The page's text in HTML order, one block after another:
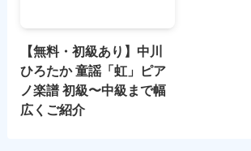
【無料・初級あり】中川
ひろたか 童謡「虹」ピア
ノ楽譜 初級〜中級まで幅
広くご紹介